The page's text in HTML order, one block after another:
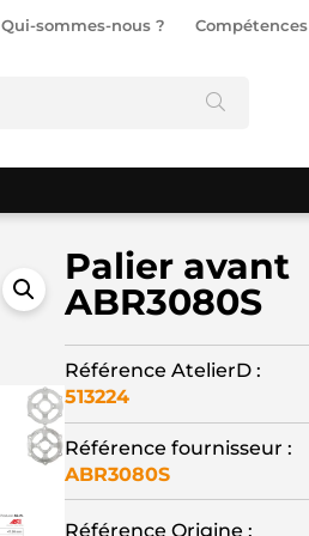
Qui-sommes-nous ? Compétences
Palier avant
ABR3080S
Référence AtelierD :
513224
Référence fournisseur :
ABR3080S
Référence Origine :